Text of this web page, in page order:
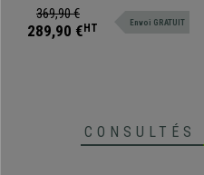
qualité prix. Confortables et
solides, en cuir synthétique mat.
369,90 €
289,90 €HT Envoi GRATUIT
CONSULTÉS